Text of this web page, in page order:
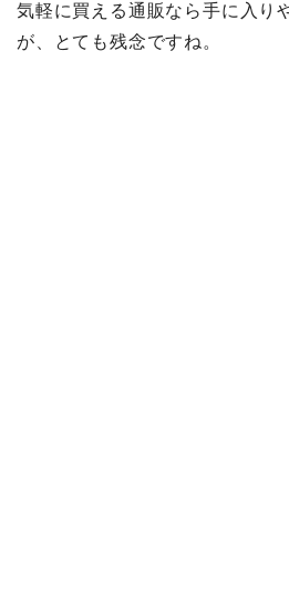
気軽に買える通販なら手に入り
が、とても残念ですね。